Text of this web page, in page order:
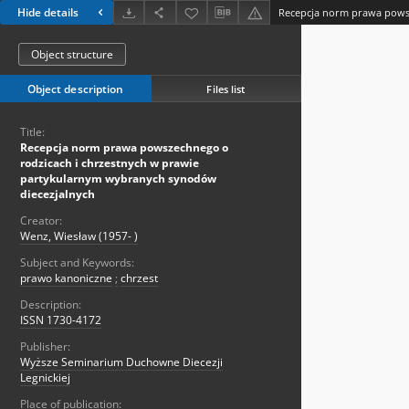
Hide details
Object structure
Object description Files list
Title:
Recepcja norm prawa powszechnego o
rodzicach i chrzestnych w prawie
partykularnym wybranych synodów
diecezjalnych
Creator:
Wenz, Wiesław (1957- )
Subject and Keywords:
prawo kanoniczne ; chrzest
Description:
ISSN 1730-4172
Publisher:
Wyższe Seminarium Duchowne Diecezji
Legnickiej
Place of publication: